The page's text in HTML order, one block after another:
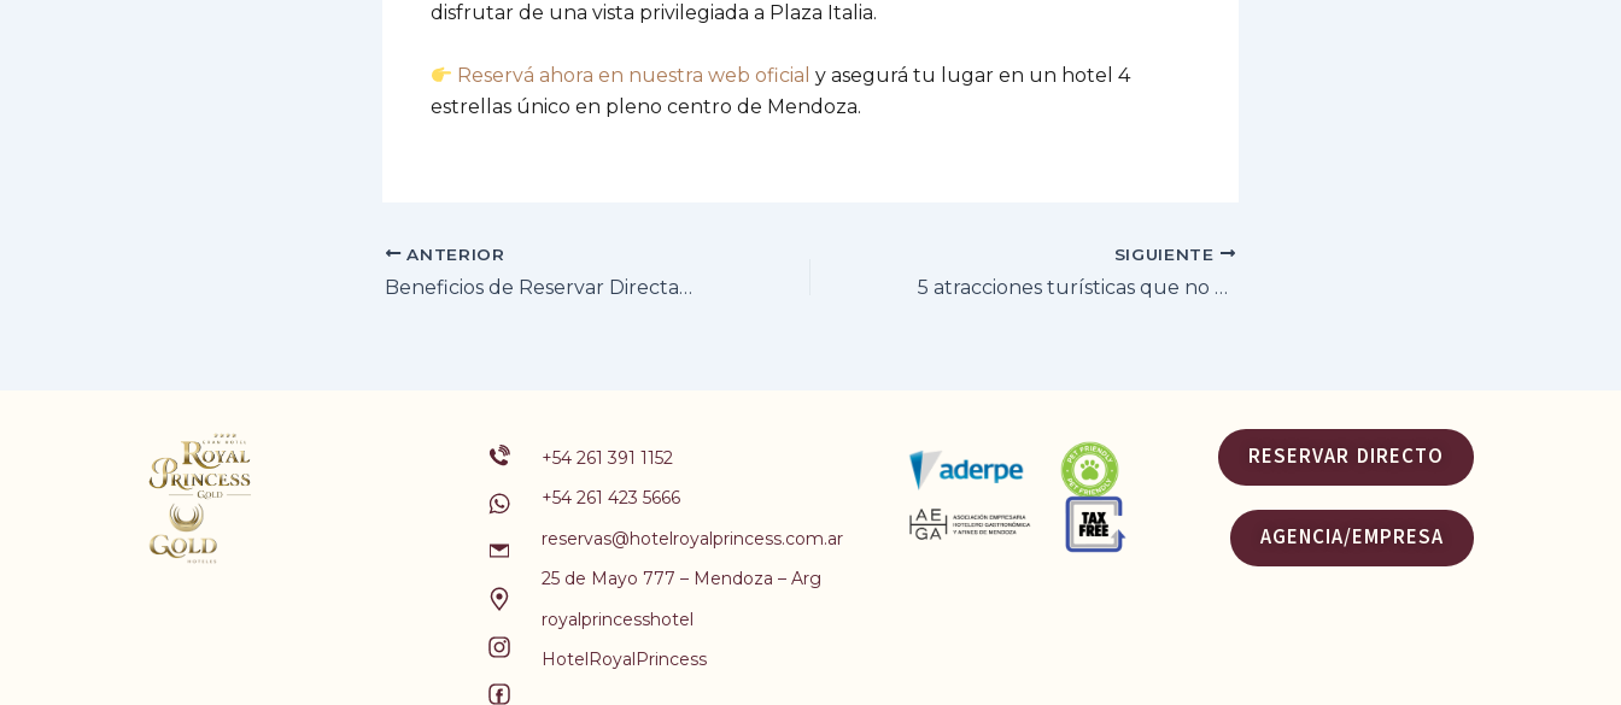
disfrutar de una vista privilegiada a Plaza Italia.
Reservá ahora en nuestra web oficial y asegurá tu lugar en un hotel 4
estrellas único en pleno centro de Mendoza.
ANTERIOR
Beneficios de Reservar Directamente en Hotel Royal Princess Mendoza
SIGUIENTE
5 atracciones turísticas que no podés perderte en Mendoza, a metros del Hotel Royal Princess
+54 261 391 1152
+54 261 423 5666
reservas@hotelroyalprincess.com.ar
25 de Mayo 777 – Mendoza – Arg
royalprincesshotel
HotelRoyalPrincess
RESERVAR DIRECTO
AGENCIA/EMPRESA